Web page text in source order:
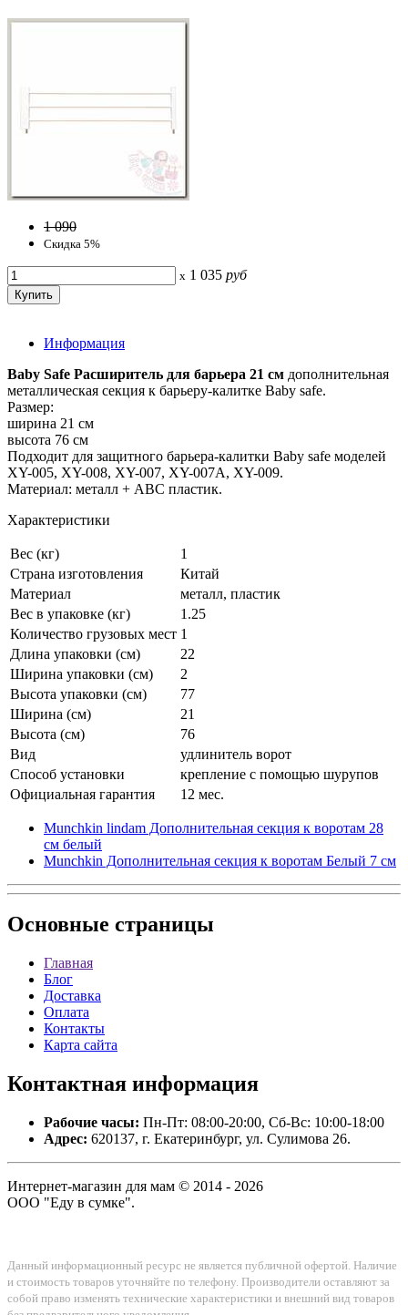
1 090
Скидка 5%
x 1 035 руб
Информация
Baby Safe Расширитель для барьера 21 см дополнительная
металлическая секция к барьеру-калитке Baby safe.
Размер:
ширина 21 см
высота 76 см
Подходит для защитного барьера-калитки Baby safe моделей
XY-005, XY-008, XY-007, XY-007A, XY-009.
Материал: металл + ABC пластик.
Характеристики
Вес (кг)
1
Страна изготовления
Китай
Материал
металл, пластик
Вес в упаковке (кг)
1.25
Количество грузовых мест 1
Длина упаковки (см)
22
Ширина упаковки (см)
2
Высота упаковки (см)
77
Ширина (см)
21
Высота (см)
76
Вид
удлинитель ворот
Способ установки
крепление с помощью шурупов
Официальная гарантия
12 мес.
Munchkin lindam Дополнительная секция к воротам 28
см белый
Munchkin Дополнительная секция к воротам Белый 7 см
Основные страницы
Главная
Блог
Доставка
Оплата
Контакты
Карта сайта
Контактная информация
Рабочие часы: Пн-Пт: 08:00-20:00, Сб-Вс: 10:00-18:00
Адрес: 620137, г. Екатеринбург, ул. Сулимова 26.
Интернет-магазин для мам © 2014 - 2026
ООО "Еду в сумке".
Данный информационный ресурс не является публичной офертой. Наличие
и стоимость товаров уточняйте по телефону. Производители оставляют за
собой право изменять технические характеристики и внешний вид товаров